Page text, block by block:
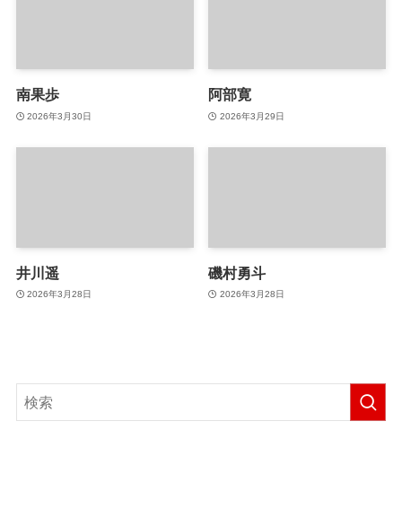
南果歩
2026年3月30日
阿部寛
2026年3月29日
井川遥
2026年3月28日
磯村勇斗
2026年3月28日